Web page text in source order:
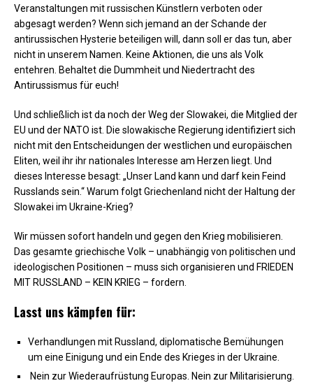
Veranstaltungen mit russischen Künstlern verboten oder
abgesagt werden? Wenn sich jemand an der Schande der
antirussischen Hysterie beteiligen will, dann soll er das tun, aber
nicht in unserem Namen. Keine Aktionen, die uns als Volk
entehren. Behaltet die Dummheit und Niedertracht des
Antirussismus für euch!
Und schließlich ist da noch der Weg der Slowakei, die Mitglied der
EU und der NATO ist. Die slowakische Regierung identifiziert sich
nicht mit den Entscheidungen der westlichen und europäischen
Eliten, weil ihr ihr nationales Interesse am Herzen liegt. Und
dieses Interesse besagt: „Unser Land kann und darf kein Feind
Russlands sein.“ Warum folgt Griechenland nicht der Haltung der
Slowakei im Ukraine-Krieg?
Wir müssen sofort handeln und gegen den Krieg mobilisieren.
Das gesamte griechische Volk – unabhängig von politischen und
ideologischen Positionen – muss sich organisieren und FRIEDEN
MIT RUSSLAND – KEIN KRIEG – fordern.
Lasst uns kämpfen für:
Verhandlungen mit Russland, diplomatische Bemühungen
um eine Einigung und ein Ende des Krieges in der Ukraine.
Nein zur Wiederaufrüstung Europas. Nein zur Militarisierung.